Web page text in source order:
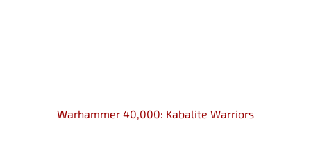
Warhammer 40,000: Kabalite Warriors